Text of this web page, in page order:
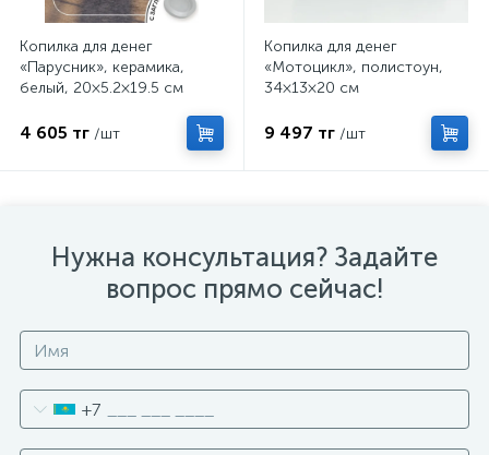
Копилка для денег
«Парусник», керамика,
белый, 20×5.2×19.5 см
4 605 тг /шт
Копилка для денег
«Мотоцикл», полистоун,
34×13×20 см
9 497 тг /шт
Нужна консультация? Задайте
вопрос прямо сейчас!
+7